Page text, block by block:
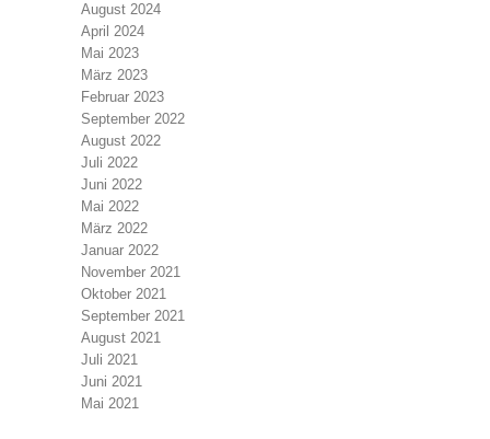
August 2024
April 2024
Mai 2023
März 2023
Februar 2023
September 2022
August 2022
Juli 2022
Juni 2022
Mai 2022
März 2022
Januar 2022
November 2021
Oktober 2021
September 2021
August 2021
Juli 2021
Juni 2021
Mai 2021